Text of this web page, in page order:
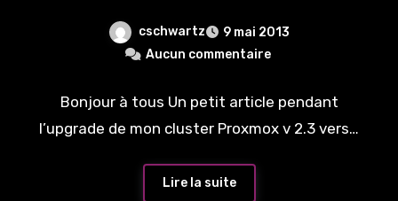
cschwartz
9 mai 2013
Aucun commentaire
Bonjour à tous Un petit article pendant
l’upgrade de mon cluster Proxmox v 2.3 vers…
Lire la suite